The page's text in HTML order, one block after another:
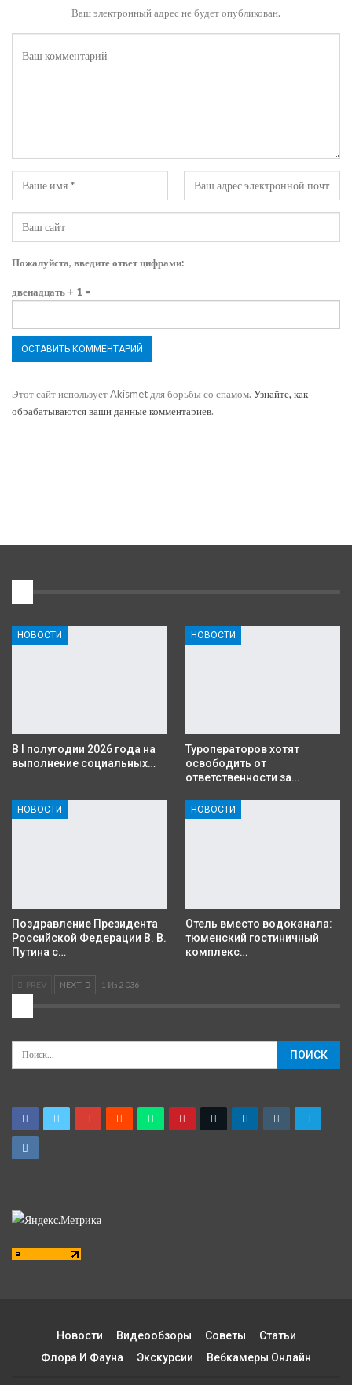
Ваш электронный адрес не будет опубликован.
Пожалуйста, введите ответ цифрами:
двенадцать + 1 =
Этот сайт использует Akismet для борьбы со спамом. Узнайте, как
обрабатываются ваши данные комментариев.
НОВОСТИ
В I полугодии 2026 года на
выполнение социальных…
НОВОСТИ
Туроператоров хотят
освободить от
ответственности за…
НОВОСТИ
Поздравление Президента
Российской Федерации В. В.
Путина с…
НОВОСТИ
Отель вместо водоканала:
тюменский гостиничный
комплекс…
PREV NEXT 1 Из 2 036
Новости Видеообзоры Советы
Статьи
Флора И Фауна
Экскурсии Вебкамеры Онлайн